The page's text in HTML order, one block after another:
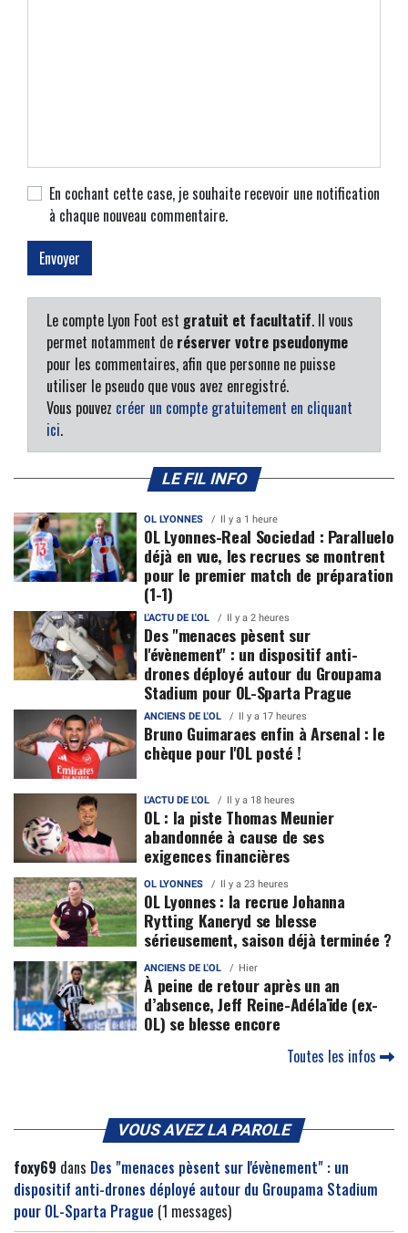
En cochant cette case, je souhaite recevoir une notification
à chaque nouveau commentaire.
Le compte Lyon Foot est gratuit et facultatif. Il vous
permet notamment de réserver votre pseudonyme
pour les commentaires, afin que personne ne puisse
utiliser le pseudo que vous avez enregistré.
Vous pouvez créer un compte gratuitement en cliquant
ici.
LE FIL INFO
OL LYONNES Il y a 1 heure
OL Lyonnes-Real Sociedad : Paralluelo
déjà en vue, les recrues se montrent
pour le premier match de préparation
(1-1)
L'ACTU DE L'OL Il y a 2 heures
Des "menaces pèsent sur
l'évènement" : un dispositif anti-
drones déployé autour du Groupama
Stadium pour OL-Sparta Prague
ANCIENS DE L'OL Il y a 17 heures
Bruno Guimaraes enfin à Arsenal : le
chèque pour l'OL posté !
L'ACTU DE L'OL Il y a 18 heures
OL : la piste Thomas Meunier
abandonnée à cause de ses
exigences financières
OL LYONNES Il y a 23 heures
OL Lyonnes : la recrue Johanna
Rytting Kaneryd se blesse
sérieusement, saison déjà terminée ?
ANCIENS DE L'OL Hier
À peine de retour après un an
d’absence, Jeff Reine-Adélaïde (ex-
OL) se blesse encore
Toutes les infos
VOUS AVEZ LA PAROLE
foxy69 dans Des "menaces pèsent sur l'évènement" : un
dispositif anti-drones déployé autour du Groupama Stadium
pour OL-Sparta Prague (1 messages)